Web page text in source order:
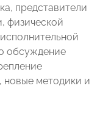
представители
физической
обсуждение
новые методики и